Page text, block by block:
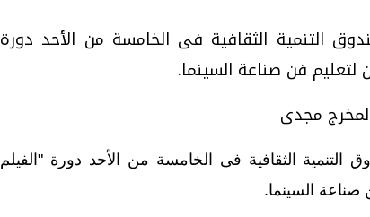
التنمية الثقافية فى الخامسة من الأحد دورة
لتعليم فن صناعة السينما.
مجدى
التنمية الثقافية فى الخامسة من الأحد دورة "الفيلم
صناعة السينما.
وإجابات
تقنيات واعدة